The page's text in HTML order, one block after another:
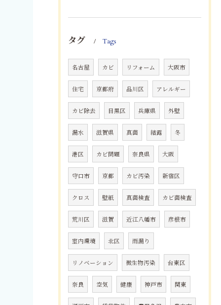
タグ Tags
名古屋 カビ リフォーム 大阪市
住宅 京都府 品川区 アレルギー
カビ除去 目黒区 兵庫県 外壁
漏水 滋賀県 真菌 結露 冬
港区 カビ問題 奈良県 大阪
守口市 京都 カビ汚染 新宿区
クロス 壁紙 真菌検査 カビ菌検査
荒川区 滋賀 近江八幡市 彦根市
室内環境 北区 雨漏り
リノベーション 微生物汚染 台東区
奈良 空気 健康 神戸市 関東